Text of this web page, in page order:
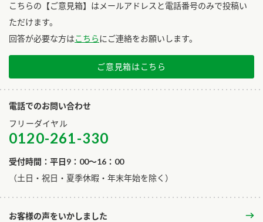
こちらの【ご意見箱】はメールアドレスと電話番号のみで投稿い
ただけます。
回答が必要な方はこちらにご連絡をお願いします。
ご意見箱はこちら
電話でのお問い合わせ
フリーダイヤル
0120-261-330
受付時間：平日9：00～16：00
​（土日・祝日・夏季休暇・年末年始を除く）
お客様の声をいかしました